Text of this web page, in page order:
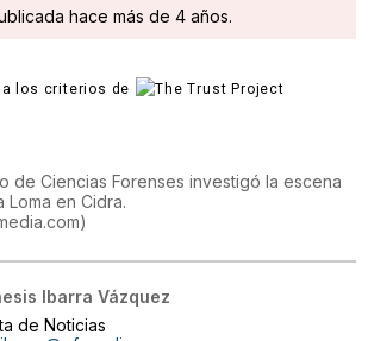
hace más de 4 años.
a los criterios de
de Ciencias Forenses investigó la escena
en Cidra.
)
Ibarra Vázquez
de Noticias